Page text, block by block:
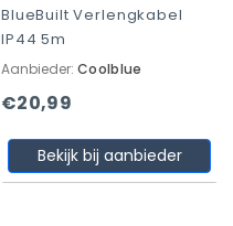
BlueBuilt Verlengkabel
IP44 5m
Aanbieder: Coolblue
€20,99
Bekijk bij aanbieder